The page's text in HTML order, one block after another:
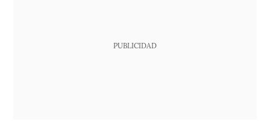
PUBLICIDAD